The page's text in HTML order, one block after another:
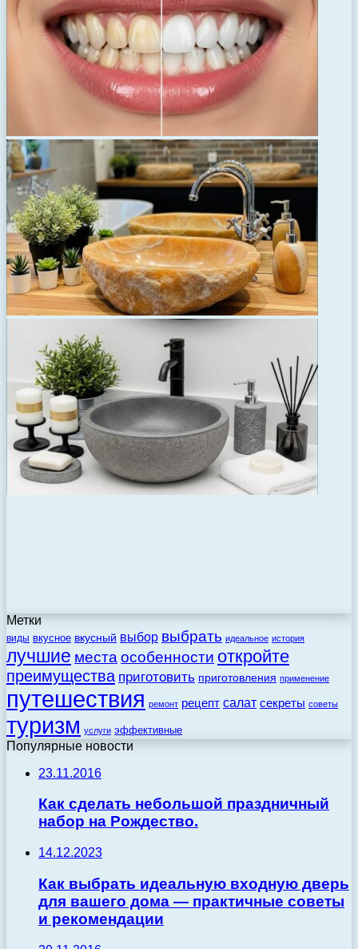
Метки
виды вкусное вкусный выбор выбрать идеальное история
лучшие места особенности откройте
преимущества приготовить приготовления применение
путешествия ремонт рецепт салат секреты советы
туризм услуги эффективные
Популярные новости
23.11.2016
Как сделать небольшой праздничный
набор на Рождество.
14.12.2023
Как выбрать идеальную входную дверь
для вашего дома — практичные советы
и рекомендации